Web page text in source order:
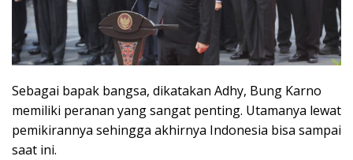
Sebagai bapak bangsa, dikatakan Adhy, Bung Karno
memiliki peranan yang sangat penting. Utamanya lewat
pemikirannya sehingga akhirnya Indonesia bisa sampai
saat ini.